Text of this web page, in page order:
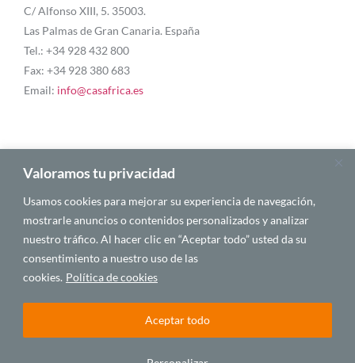
Valoramos tu privacidad
Usamos cookies para mejorar su experiencia de navegación,
mostrarle anuncios o contenidos personalizados y analizar
nuestro tráfico. Al hacer clic en “Aceptar todo” usted da su
consentimiento a nuestro uso de las
cookies. Política de cookies
Aceptar todo
C/ Alfonso XIII, 5. 35003.
Las Palmas de Gran Canaria. España
Tel.: +34 928 432 800
Fax: +34 928 380 683
Email: info@casafrica.es
Blog
Quiénes somos
Autores
Español